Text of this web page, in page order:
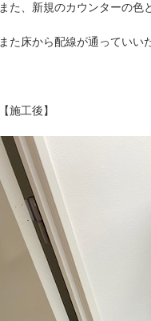
また、新規のカウンターの色
また床から配線が通っていい
【施工後】